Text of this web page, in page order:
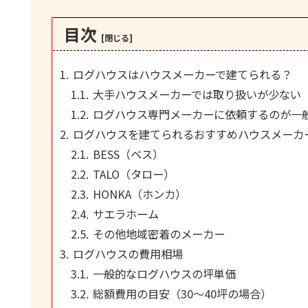
目次
ログハウスはハウスメーカーで建てられる？
大手ハウスメーカーでは取り扱いが少ない
ログハウス専門メーカーに依頼するのが一
ログハウスを建てられるおすすめハウスメーカ
BESS（ベス）
TALO（タロー）
HONKA（ホンカ）
サエラホーム
その他地域密着のメーカー
ログハウスの費用相場
一般的なログハウスの坪単価
総額費用の目安（30〜40坪の場合）